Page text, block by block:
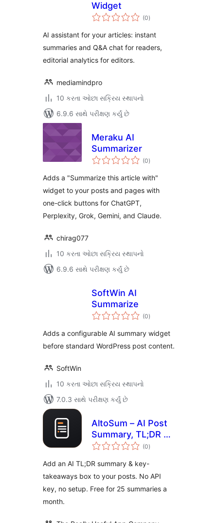
Widget
(0કુલ
રેટિંગ્સ
)
AI assistant for your articles: instant
summaries and Q&A chat for readers,
editorial analytics for editors.
mediamindpro
10 કરતા ઓછા સક્રિય સ્થાપનો
6.9.6 સાથે પરીક્ષણ કર્યું છે
Meraku AI
Summarizer
(0કુલ
રેટિંગ્સ
)
Adds a "Summarize this article with"
widget to your posts and pages with
one-click buttons for ChatGPT,
Perplexity, Grok, Gemini, and Claude.
chirag077
10 કરતા ઓછા સક્રિય સ્થાપનો
6.9.6 સાથે પરીક્ષણ કર્યું છે
SoftWin AI
Summarize
(0કુલ
રેટિંગ્સ
)
Adds a configurable AI summary widget
before standard WordPress post content.
SoftWin
10 કરતા ઓછા સક્રિય સ્થાપનો
7.0.3 સાથે પરીક્ષણ કર્યું છે
AltoSum – AI Post
Summary, TL;DR &
Key Takeaways
(0કુલ
રેટિંગ્સ
)
Add an AI TL;DR summary & key-
takeaways box to your posts. No API
key, no setup. Free for 25 summaries a
month.